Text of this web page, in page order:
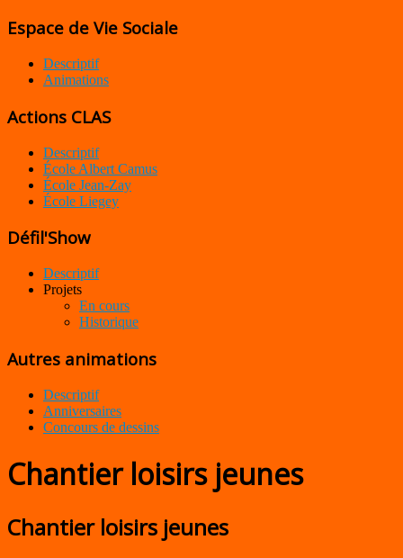
Espace de Vie Sociale
Descriptif
Animations
Actions CLAS
Descriptif
École Albert Camus
École Jean-Zay
École Liegey
Défil'Show
Descriptif
Projets
En cours
Historique
Autres animations
Descriptif
Anniversaires
Concours de dessins
Chantier loisirs jeunes
Chantier loisirs jeunes